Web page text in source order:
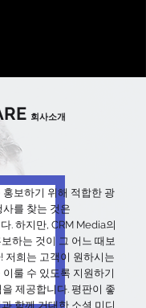
​회사소개
보하기 위해 적합한 광
사를 찾는 것은
. 하지만, CRM Media의
하는 것이 그 어느 때보
저희는 고객이 원하시는
룰 수 있도록 지원하기
제공합니다. 평판이 좋
함께 거대한 소셜 미디